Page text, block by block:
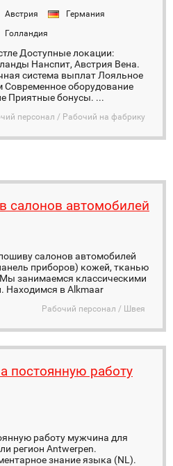
Австрия
Германия
Голландия
Доступные локации:
Нанспит, Австрия Вена.
система выплат Лояльное
Современное оборудование
Приятные бонусы. ...
персонал / Рабочий на фабрику
салонов автомобилей
салонов автомобилей
приборов) кожей, тканью
занимаемся классическими
Находимся в Alkmaar
Рабочий персонал / Швея
постоянную работу
работу мужчина для
регион Antwerpen.
знание языка (NL).